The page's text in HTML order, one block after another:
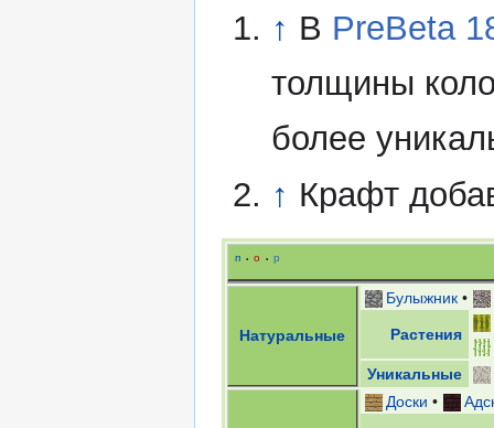
↑ В PreBeta
толщины
более
↑ Крафт
п • о • р
Натуральные
Булыжник •
Растения
Уникальные
Доски •